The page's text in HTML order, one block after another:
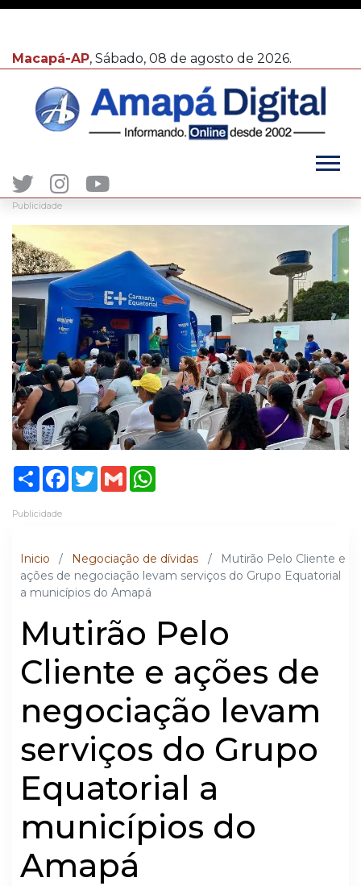
Macapá-AP, Sábado, 08 de agosto de 2026.
Publicidade
ShareFacebook
TwitterGmail
Publicidade
Inicio / Negociação de dívidas /
Mutirão Pelo Cliente e
ações de negociação levam serviços do Grupo Equatorial
a municípios do Amapá
Mutirão Pelo
Cliente e ações de
negociação levam
serviços do Grupo
Equatorial a
municípios do
Amapá